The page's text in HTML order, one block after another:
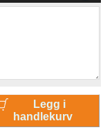
Legg i
handlekurv